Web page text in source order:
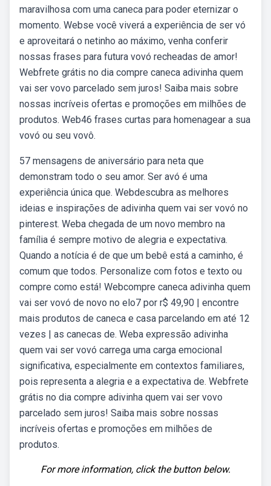
maravilhosa com uma caneca para poder eternizar o
momento. Webse você viverá a experiência de ser vó
e aproveitará o netinho ao máximo, venha conferir
nossas frases para futura vovó recheadas de amor!
Webfrete grátis no dia compre caneca adivinha quem
vai ser vovo parcelado sem juros! Saiba mais sobre
nossas incríveis ofertas e promoções em milhões de
produtos. Web46 frases curtas para homenagear a sua
vovó ou seu vovô.
57 mensagens de aniversário para neta que
demonstram todo o seu amor. Ser avó é uma
experiência única que. Webdescubra as melhores
ideias e inspirações de adivinha quem vai ser vovó no
pinterest. Weba chegada de um novo membro na
família é sempre motivo de alegria e expectativa.
Quando a notícia é de que um bebê está a caminho, é
comum que todos. Personalize com fotos e texto ou
compre como está! Webcompre caneca adivinha quem
vai ser vovó de novo no elo7 por r$ 49,90 | encontre
mais produtos de caneca e casa parcelando em até 12
vezes | as canecas de. Weba expressão adivinha
quem vai ser vovó carrega uma carga emocional
significativa, especialmente em contextos familiares,
pois representa a alegria e a expectativa de. Webfrete
grátis no dia compre adivinha quem vai ser vovo
parcelado sem juros! Saiba mais sobre nossas
incríveis ofertas e promoções em milhões de
produtos.
For more information, click the button below.